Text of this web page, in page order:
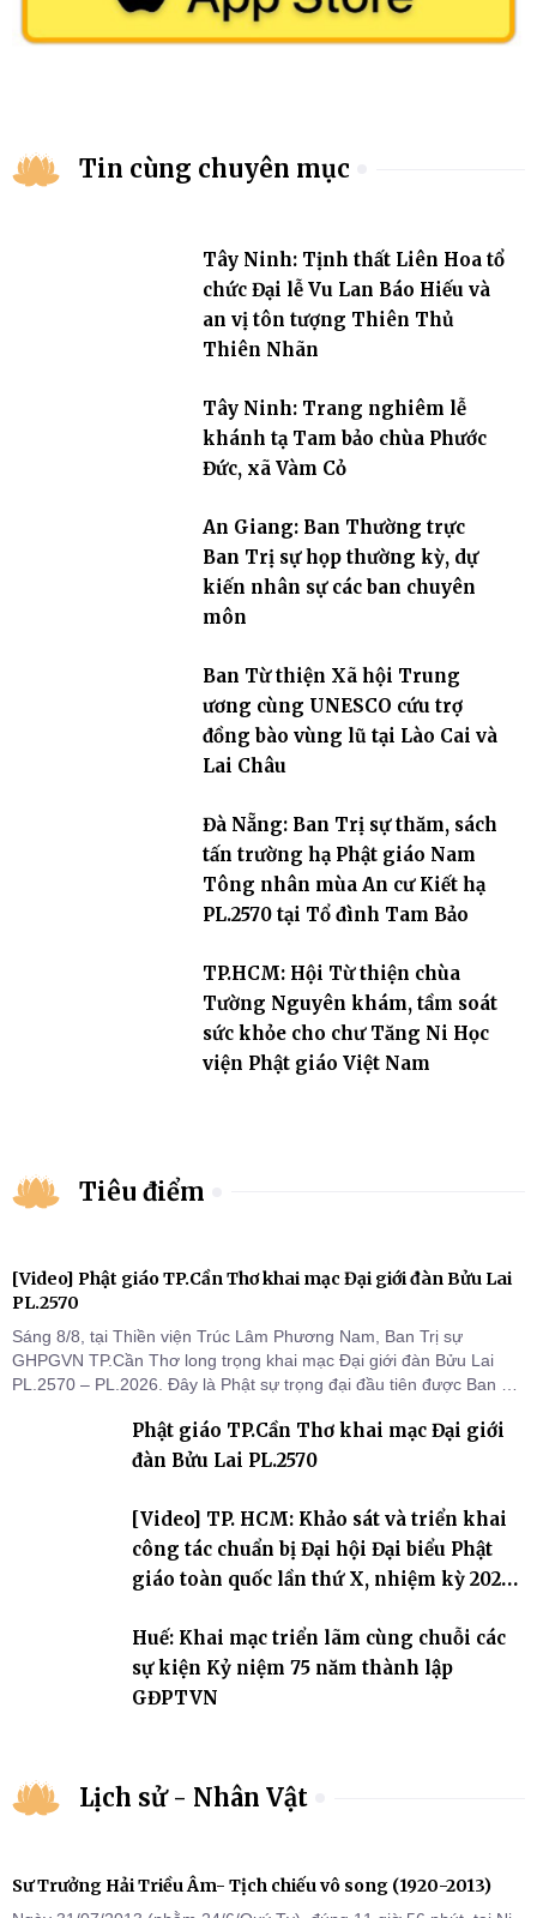
Tin cùng chuyên mục
Tây Ninh: Tịnh thất Liên Hoa tổ
chức Đại lễ Vu Lan Báo Hiếu và
an vị tôn tượng Thiên Thủ
Thiên Nhãn
Tây Ninh: Trang nghiêm lễ
khánh tạ Tam bảo chùa Phước
Đức, xã Vàm Cỏ
An Giang: Ban Thường trực
Ban Trị sự họp thường kỳ, dự
kiến nhân sự các ban chuyên
môn
Ban Từ thiện Xã hội Trung
ương cùng UNESCO cứu trợ
đồng bào vùng lũ tại Lào Cai và
Lai Châu
Đà Nẵng: Ban Trị sự thăm, sách
tấn trường hạ Phật giáo Nam
Tông nhân mùa An cư Kiết hạ
PL.2570 tại Tổ đình Tam Bảo
TP.HCM: Hội Từ thiện chùa
Tường Nguyên khám, tầm soát
sức khỏe cho chư Tăng Ni Học
viện Phật giáo Việt Nam
Tiêu điểm
[Video] Phật giáo TP.Cần Thơ khai mạc Đại giới đàn Bửu Lai
PL.2570
Sáng 8/8, tại Thiền viện Trúc Lâm Phương Nam, Ban Trị sự
GHPGVN TP.Cần Thơ long trọng khai mạc Đại giới đàn Bửu Lai
PL.2570 – PL.2026. Đây là Phật sự trọng đại đầu tiên được Ban Trị
thứ I, thể hiện sự quan tâm đối với công tác truyền giới, đào tạo
Tăng tài và tiếp nối mạng mạch Tăng-g
Phật giáo TP.Cần Thơ khai mạc Đại giới
đàn Bửu Lai PL.2570
[Video] TP. HCM: Khảo sát và triển khai
công tác chuẩn bị Đại hội Đại biểu Phật
giáo toàn quốc lần thứ X, nhiệm kỳ 2026-
Huế: Khai mạc triển lãm cùng chuỗi các
sự kiện Kỷ niệm 75 năm thành lập
GĐPTVN
Lịch sử - Nhân Vật
Sư Trưởng Hải Triều Âm- Tịch chiếu vô song (1920-2013)